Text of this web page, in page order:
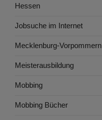
Hessen
Jobsuche im Internet
Mecklenburg-Vorpommern
Meisterausbildung
Mobbing
Mobbing Bücher